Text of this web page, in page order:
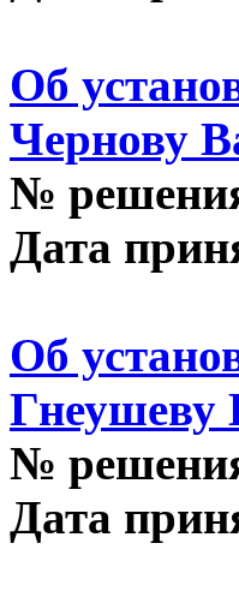
Об
Чернову
№
Дата
Об
Гнеушеву
№
Дата